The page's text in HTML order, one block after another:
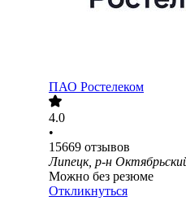
ПАО Ростелеком
4.0
•
15669 отзывов
Липецк, р-н
Можно без резюме
Откликнуться